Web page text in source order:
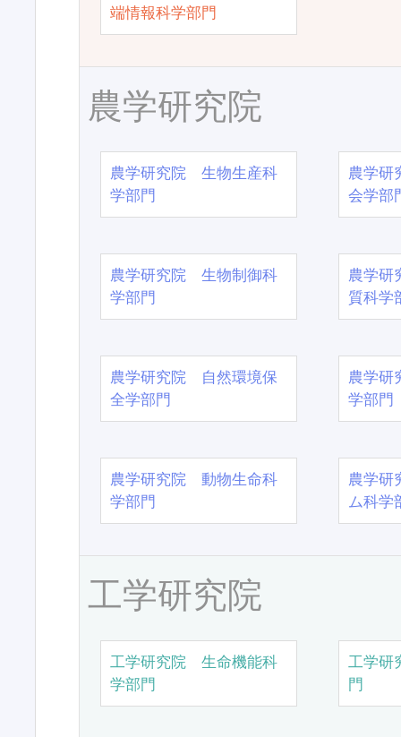
端情報科学部門
農学研究院
農学研究院 生物生産科
学部門
農学
会学部
農学研究院 生物制御科
学部門
農学
質科学
農学研究院 自然環境保
全学部門
農学
学部門
農学研究院 動物生命科
学部門
農学
ム科学
工学研究院
工学研究院 生命機能科
学部門
工学研
門